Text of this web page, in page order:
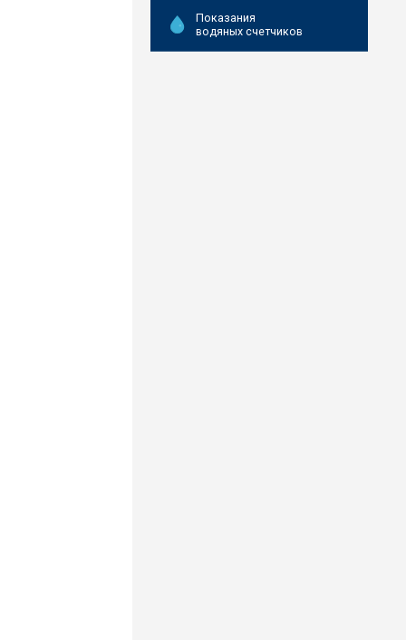
Показания
водяных счетчиков